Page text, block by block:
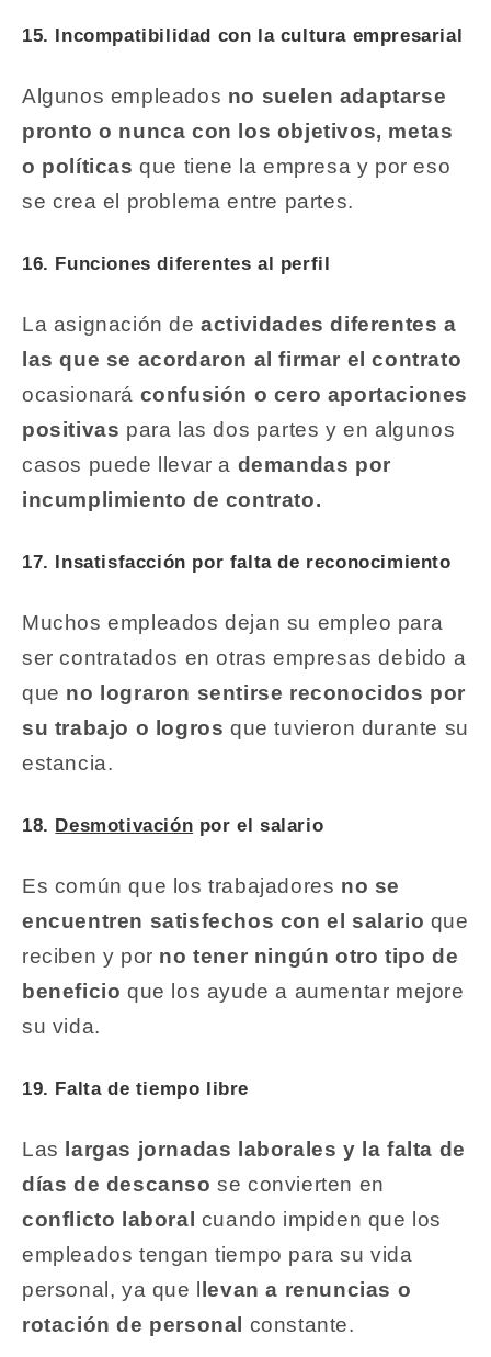
15. Incompatibilidad con la cultura empresarial
Algunos empleados no suelen adaptarse
pronto o nunca con los objetivos, metas
o políticas que tiene la empresa y por eso
se crea el problema entre partes.
16. Funciones diferentes al perfil
La asignación deactividades diferentes a
las que se acordaron al firmar el contrato
ocasionará confusión o cero aportaciones
positivas para las dos partes y en algunos
casos puede llevar a demandas por
incumplimiento de contrato.
17. Insatisfacción por falta de reconocimiento
Muchos empleados dejan su empleo para
ser contratados en otras empresas debido a
que no lograron sentirse reconocidos por
su trabajo o logros que tuvieron durante su
estancia.
18. Desmotivación por el salario
Es común que los trabajadores no se
encuentren satisfechos con el salario que
reciben y por no tener ningún otro tipo de
beneficio que los ayude a aumentar mejore
su vida.
19. Falta de tiempo libre
Las
largas jornadas laborales y la falta de
días de descanso se convierten en
conflicto laboral cuando impiden que los
empleados tengan tiempo para su vida
personal, ya que l
levan a renuncias o
rotación de personal constante.